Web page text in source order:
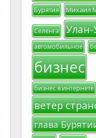
Бурятия Михаил
Селенга Улан-
автомобильное
бизнес
бизнес в интернете
ветер
глава